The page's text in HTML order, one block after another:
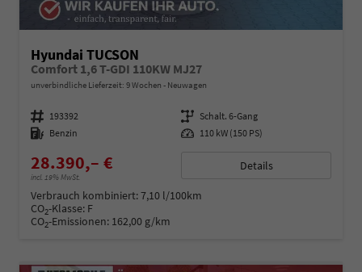
Hyundai TUCSON
Comfort 1,6 T-GDI 110KW MJ27
unverbindliche Lieferzeit: 9 Wochen Neuwagen
Fahrzeugnummer 193392 Getriebe Schalt. 6-Gang
Kraftstoff Benzin Leistung 110 kW (150 PS)
28.390,– €
incl. 19% MwSt.
Details
Verbrauch kombiniert:7,10 l/100km
CO2-Klasse: F
CO2-Emissionen: 162,00 g/km